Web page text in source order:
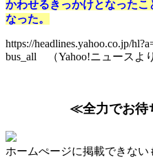
かわせるきっかけとなった
なった。
https://headlines.yahoo.co.jp/
bus_all （Yahoo!ニュースよ
≪全力でお待
ホームぺージに掲載できない